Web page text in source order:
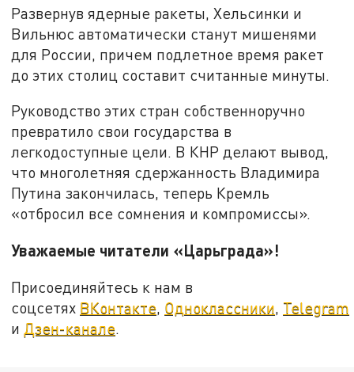
Развернув ядерные ракеты, Хельсинки и
Вильнюс автоматически станут мишенями
для России, причем подлетное время ракет
до этих столиц составит считанные минуты.
Руководство этих стран собственноручно
превратило свои государства в
легкодоступные цели. В КНР делают вывод,
что многолетняя сдержанность Владимира
Путина закончилась, теперь Кремль
«отбросил все сомнения и компромиссы».
Уважаемые читатели «Царьграда»!
Присоединяйтесь к нам в
соцсетях ВКонтакте Одноклассники Telegram
и Дзен-канале